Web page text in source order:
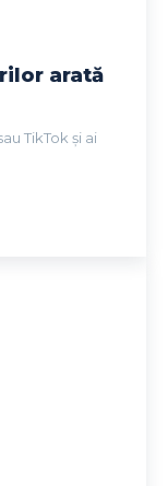
arată
TikTok și ai